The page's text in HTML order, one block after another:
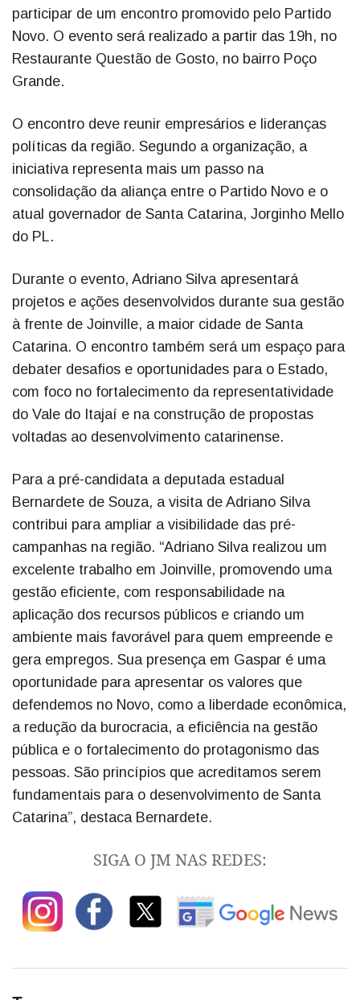
participar de um encontro promovido pelo Partido
Novo. O evento será realizado a partir das 19h, no
Restaurante Questão de Gosto, no bairro Poço
Grande.
O encontro deve reunir empresários e lideranças
políticas da região. Segundo a organização, a
iniciativa representa mais um passo na
consolidação da aliança entre o Partido Novo e o
atual governador de Santa Catarina, Jorginho Mello
do PL.
Durante o evento, Adriano Silva apresentará
projetos e ações desenvolvidos durante sua gestão
à frente de Joinville, a maior cidade de Santa
Catarina. O encontro também será um espaço para
debater desafios e oportunidades para o Estado,
com foco no fortalecimento da representatividade
do Vale do Itajaí e na construção de propostas
voltadas ao desenvolvimento catarinense.
Para a pré-candidata a deputada estadual
Bernardete de Souza, a visita de Adriano Silva
contribui para ampliar a visibilidade das pré-
campanhas na região. “Adriano Silva realizou um
excelente trabalho em Joinville, promovendo uma
gestão eficiente, com responsabilidade na
aplicação dos recursos públicos e criando um
ambiente mais favorável para quem empreende e
gera empregos. Sua presença em Gaspar é uma
oportunidade para apresentar os valores que
defendemos no Novo, como a liberdade econômica,
a redução da burocracia, a eficiência na gestão
pública e o fortalecimento do protagonismo das
pessoas. São princípios que acreditamos serem
fundamentais para o desenvolvimento de Santa
Catarina”, destaca Bernardete.
SIGA O JM NAS REDES: